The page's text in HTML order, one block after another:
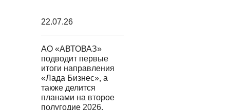
22.07.26
АО «АВТОВАЗ»
подводит первые
итоги направления
«Лада Бизнес», а
также делится
планами на второе
полугодие 2026.